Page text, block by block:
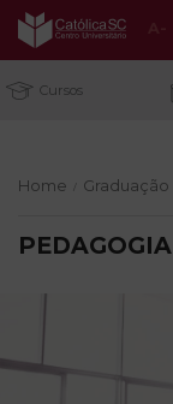
Cursos
Home Graduação
PEDAGOGIA